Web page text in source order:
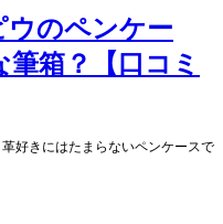
ウのペンケー
箱？【口コミ
好きにはたまらないペンケースで